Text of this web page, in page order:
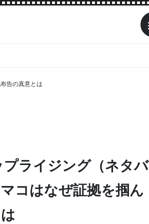
告の真意とは
ライジング（ネタバ
コはなぜ証拠を掴ん